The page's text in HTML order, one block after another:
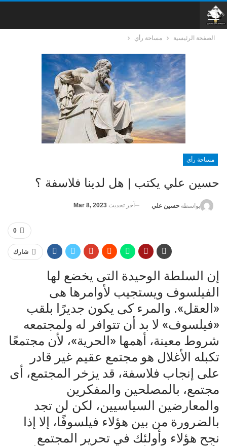
الصفحة الرئيسية مساحة رأي
مساحة رأي
حسين علي يكتب | هل لدينا فلاسفة ؟
بواسطة حسين علي آخر تحديث Mar 8, 2023
0
شارك
إن السلطة الوحيدة التى يخضع لها
الفيلسوف ويستجيب لأوامرها هى
«العقل». والمرء كى يكون جديرًا بلقب
«فيلسوف» لا بد أن تتوافر له ولمجتمعه
شروط معينة، أهمها «الحرية»، لأن مجتمعًا
تكبله الأغلال هو مجتمع عقيم غير قادر
على إنجاب فلاسفة، قد يزخر المجتمع، أى
مجتمع، بالمصلحين والمفكرين
والمعارضين السياسيين، لكن لن تجد
بالضرورة من بين هؤلاء فيلسوفًا، إلا إذا
نجح هؤلاء وأولئك في تحرير المجتمع